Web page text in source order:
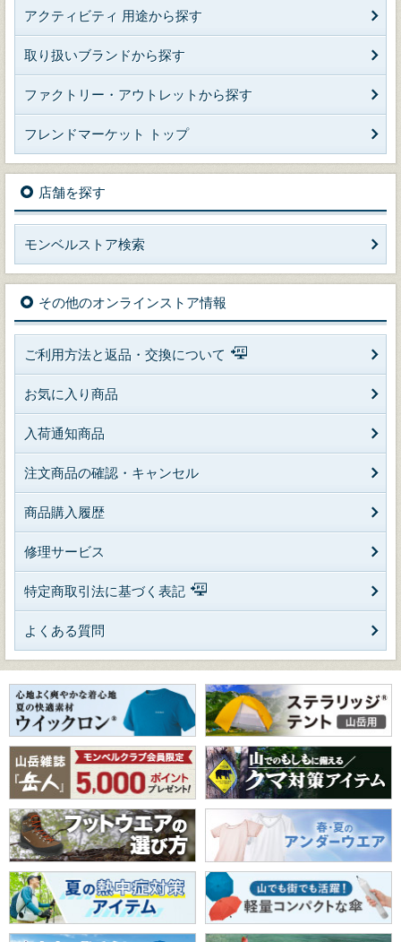
アクティビティ 用途から探す
取り扱いブランドから探す
ファクトリー・アウトレットから探す
フレンドマーケット トップ
店舗を探す
モンベルストア検索
その他のオンラインストア情報
ご利用方法と返品・交換について
お気に入り商品
入荷通知商品
注文商品の確認・キャンセル
商品購入履歴
修理サービス
特定商取引法に基づく表記
よくある質問